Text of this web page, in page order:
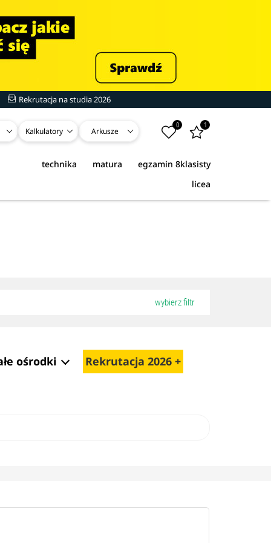
Rekrutacja na studia 2026
Kalkulatory Arkusze
0 1
egzamin 8klasisty
matura
technika
licea
wybierz filtr
ośrodki Rekrutacja 2026 +